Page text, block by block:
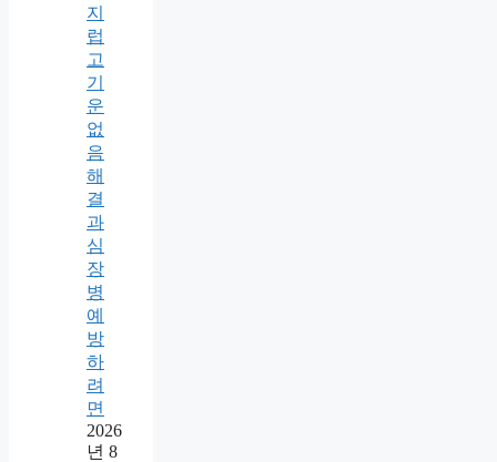
지
럽
고
기
운
없
음
해
결
과
심
장
병
예
방
하
려
면
2026
년 8